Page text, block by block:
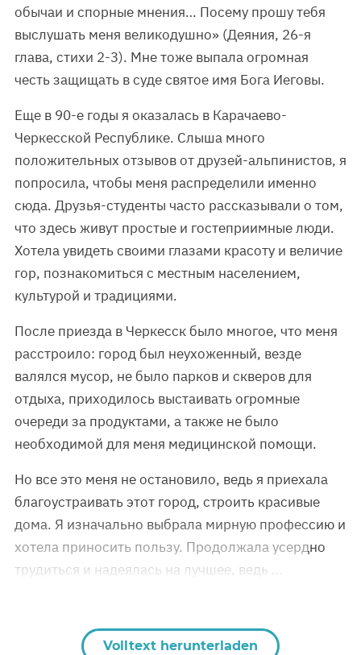
обычаи и спорные мнения… Посему прошу тебя
выслушать меня великодушно» (Деяния, 26-я
глава, стихи 2-3). Мне тоже выпала огромная
честь защищать в суде святое имя Бога Иеговы.
Еще в 90-е годы я оказалась в Карачаево-
Черкесской Республике. Слыша много
положительных отзывов от друзей-альпинистов, я
попросила, чтобы меня распределили именно
сюда. Друзья-студенты часто рассказывали о том,
что здесь живут простые и гостеприимные люди.
Хотела увидеть своими глазами красоту и величие
гор, познакомиться с местным населением,
культурой и традициями.
После приезда в Черкесск было многое, что меня
расстроило: город был неухоженный, везде
валялся мусор, не было парков и скверов для
отдыха, приходилось выстаивать огромные
очереди за продуктами, а также не было
необходимой для меня медицинской помощи.
Но все это меня не остановило, ведь я приехала
благоустраивать этот город, строить красивые
дома. Я изначально выбрала мирную профессию и
хотела приносить пользу. Продолжала усердно
трудиться и надеялась на лучшее, ведь …
Volltext herunterladen